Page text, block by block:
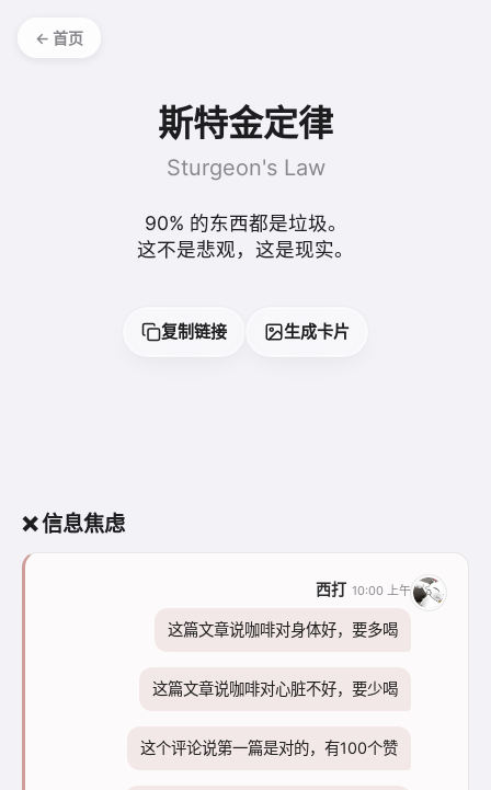
← 首页
斯特金定律
Sturgeon's Law
90% 的东西都是垃圾。
这不是悲观，这是现实。
复制链接 生成卡片
❌ 信息焦虑
西打 10:00 上午
这篇文章说咖啡对身体好，要多喝
这篇文章说咖啡对心脏不好，要少喝
这个评论说第一篇是对的，有100个赞